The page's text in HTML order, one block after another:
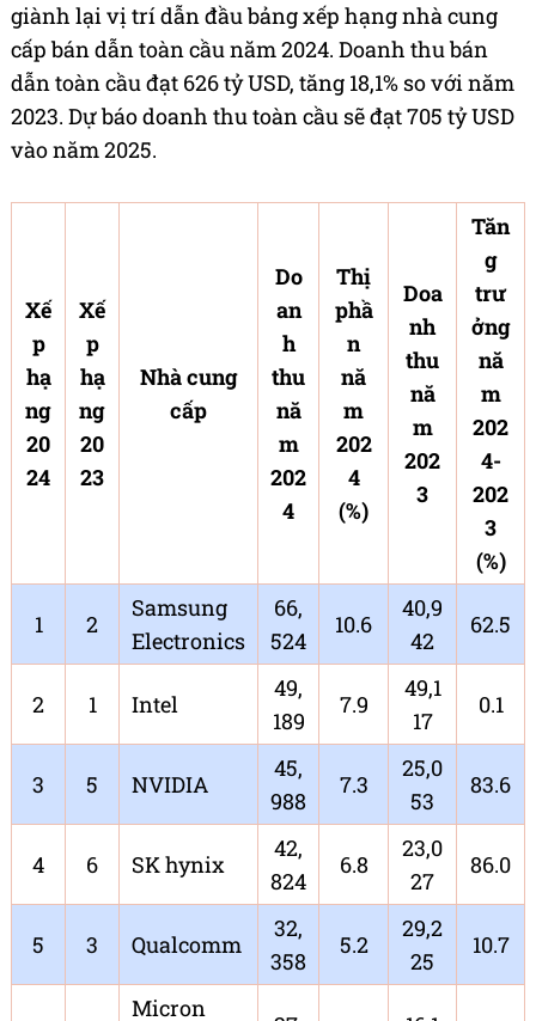
giành lại vị trí dẫn đầu bảng xếp hạng nhà cung
cấp bán dẫn toàn cầu năm 2024. Doanh thu bán
dẫn toàn cầu đạt 626 tỷ USD, tăng 18,1% so với năm
2023. Dự báo doanh thu toàn cầu sẽ đạt 705 tỷ USD
vào năm 2025.
Xế
p
hạ
ng
20
24
Xế
p
hạ
ng
20
23
Nhà cung
cấp
Do
an
h
thu
nă
m
202
4
Thị
phầ
n
nă
m
202
4
(%)
Doa
nh
thu
nă
m
202
3
Tăn
g
trư
ởng
nă
m
202
4-
202
3
(%)
1 2
Samsung
Electronics
66,
524
10.6
40,9
42
62.5
2 1 Intel
49,
189
7.9
49,1
17
0.1
3 5 NVIDIA
45,
988
7.3
25,0
53
83.6
4 6 SK hynix
42,
824
6.8
23,0
27
86.0
5 3 Qualcomm
32,
358
5.2
29,2
25
10.7
Micron